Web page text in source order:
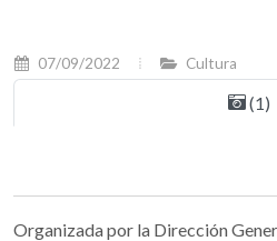
07/09/2022 Cultura
(1)
Organizada por la Dirección